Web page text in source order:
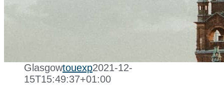
Glasgowtouexp2021-12-
15T15:49:37+01:00